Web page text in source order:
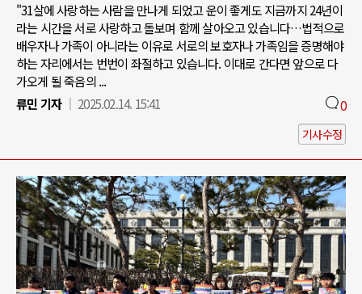
"31살에 사랑하는 사람을 만나게 되었고 운이 좋게도 지금까지 24년이
라는 시간을 서로 사랑하고 돌보며 함께 살아오고 있습니다…법적으로
배우자나 가족이 아니라는 이유로 서로의 보호자나 가족임을 증명해야
하는 자리에서는 번번이 좌절하고 있습니다. 이대로 간다면 앞으로 다
가오게 될 죽음의 ...
류민 기자
2025.02.14. 15:41 0
기사수정